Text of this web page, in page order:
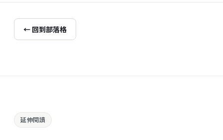
← 回到部落格
延伸閱讀